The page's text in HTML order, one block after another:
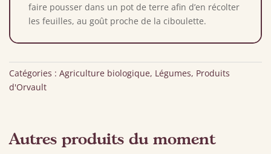
faire pousser dans un pot de terre afin d’en récolter
les feuilles, au goût proche de la ciboulette.
Catégories : Agriculture biologique, Légumes, Produits
d'Orvault
Autres produits du moment